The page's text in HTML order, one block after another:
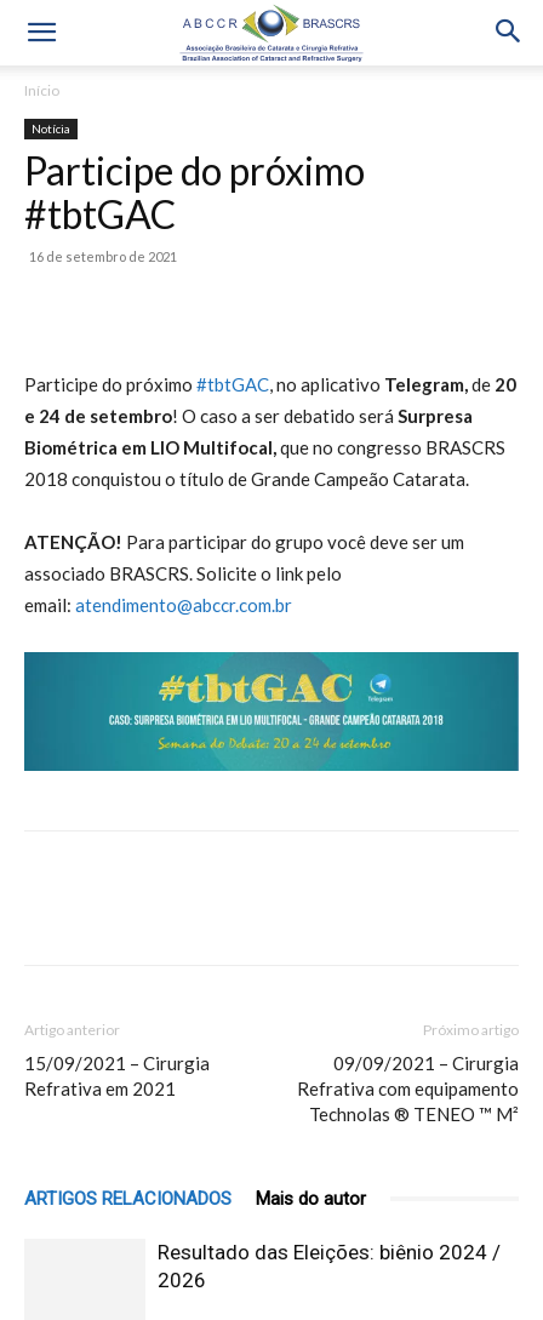
Início
Notícia
Participe do próximo
#tbtGAC
16 de setembro de 2021
Participe do próximo #tbtGAC, no aplicativo Telegram,de 20
e 24 de setembro! O caso a ser debatido será Surpresa
Biométrica em LIO Multifocal,que no congresso BRASCRS
2018 conquistou o título de Grande Campeão Catarata.
ATENÇÃO! Para participar do grupo você deve ser um
associado BRASCRS. Solicite o link pelo
email: atendimento@abccr.com.br
Artigo anterior
15/09/2021 – Cirurgia
Refrativa em 2021
Próximo artigo
09/09/2021 – Cirurgia
Refrativa com equipamento
Technolas ® TENEO ™ M²
ARTIGOS RELACIONADOS Mais do autor
Resultado das Eleições: biênio 2024 /
2026